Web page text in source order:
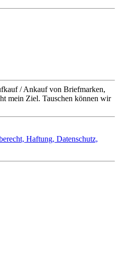
/ Ankauf von Briefmarken,
mein Ziel. Tauschen können wir
Haftung, Datenschutz,